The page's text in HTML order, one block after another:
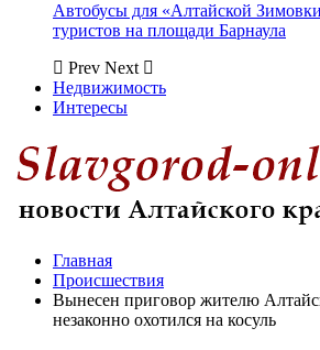
Автобусы для «Алтайской
туристов на площади Барнаула
Prev Next
Недвижимость
Интересы
Главная
Происшествия
Вынесен приговор жителю
незаконно охотился на косуль